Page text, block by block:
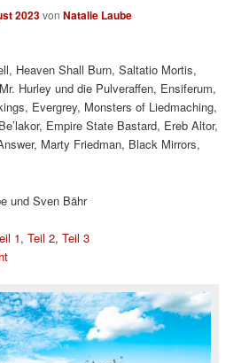
2023vonNatalie Laube
Heaven Shall Burn, Saltatio Mortis,
Hurley und die Pulveraffen, Ensiferum,
Evergrey, Monsters of Liedmaching,
Empire State Bastard, Ereb Altor,
Marty Friedman, Black Mirrors,
und Sven Bähr
1,Teil 2,Teil 3